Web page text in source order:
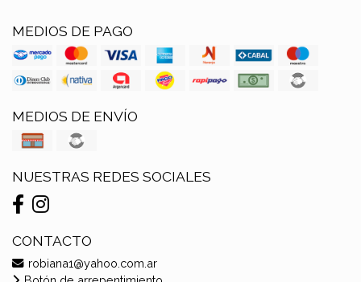
MEDIOS DE PAGO
MEDIOS DE ENVÍO
NUESTRAS REDES SOCIALES
CONTACTO
robiana1@yahoo.com.ar